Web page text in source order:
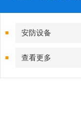
安防设备
查看更多